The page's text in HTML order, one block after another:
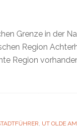
Grenze in der
Region
Region
, UT OLDE